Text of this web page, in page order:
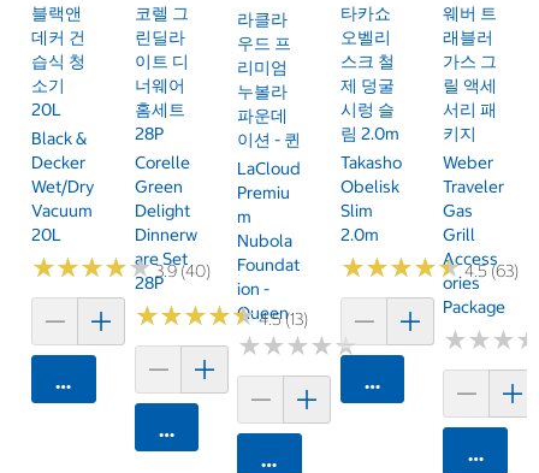
블랙앤
데커 건
습식 청
소기
20L
Black &
Decker
Wet/Dry
Vacuum
20L
★★★★★
★★★★★3.9 (40)
카트에 담기
코렐 그
린딜라
이트 디
너웨어
홈세트
28P
Corelle
Green
Delight
Dinnerw
Are Set
28P
★★★★★
★★★★★4.5 (13)
카트에 담기
라클라
우드 프
리미엄
누볼라
파운데
이션 - 퀸
LaCloud
Premiu
M
Nubola
Foundat
Ion -
Queen
★★★★★
★★★★★
카트에 담기
타카쇼
오벨리
스크 철
제 덩굴
시렁 슬
림 2.0m
Takasho
Obelisk
Slim
2.0m
★★★★★
★★★★★4.5 (63)
카트에 담기
웨버 트
래블러
가스 그
릴 액세
서리 패
키지
Weber
Traveler
Gas
Grill
Access
Ories
Package
★★★
★★★
카트에